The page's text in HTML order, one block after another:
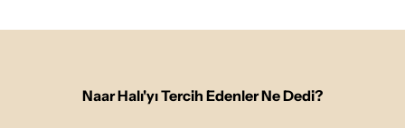
Naar Halı'yı Tercih Edenler Ne Dedi?